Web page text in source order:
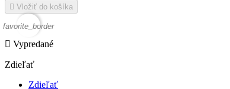
 Vložiť do košíka
favorite_border
 Vypredané
Zdieľať
Zdieľať